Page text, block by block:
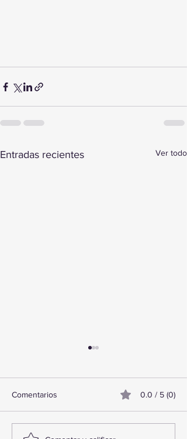
Entradas recientes Ver todo
Comentarios 0.0 / 5 (0)